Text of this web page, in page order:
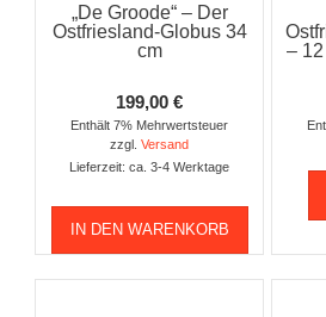
„De Groode“ – Der
Ostfriesland-Globus 34
cm
199,00€
Enthält 7% Mehrwertsteuer
zzgl.Versand
Lieferzeit: ca. 3-4 Werktage
IN DEN WARENKORB
–